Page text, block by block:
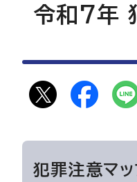
令和7年
犯罪注意マ